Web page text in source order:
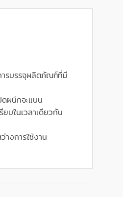
ารบรรจุผลิตภัณฑ์ที่มี
ผนึกจะแบน
บในเวลาเดียวกัน
งการใช้งาน